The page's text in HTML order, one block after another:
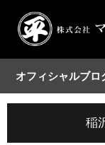
オフィシャルブロ
稲